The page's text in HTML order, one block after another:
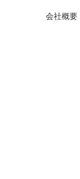
会社概要